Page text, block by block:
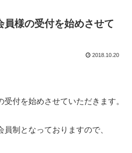
員様の受付を始めさせて
2018.10.20
受付を始めさせていただきます。
制となっておりますので、